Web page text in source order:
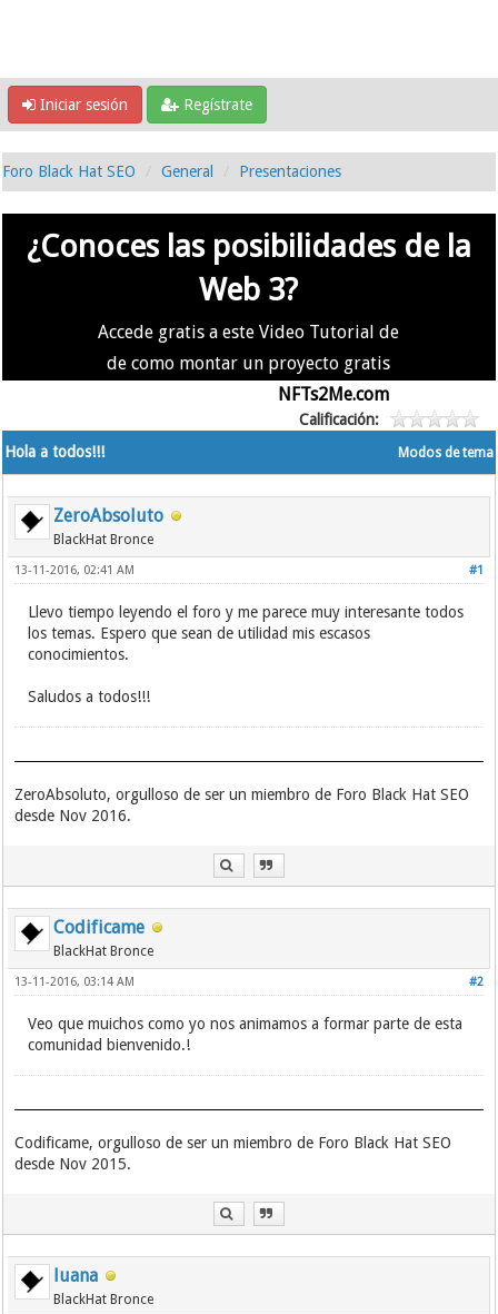
Iniciar sesión Regístrate
Foro Black Hat SEO General Presentaciones
¿Conoces las posibilidades de la
Web 3?
Accede gratis a este Video Tutorial de
de como montar un proyecto gratis
NFTs2Me.com
Calificación:
Modos de tema
Hola a todos!!!
ZeroAbsoluto
BlackHat Bronce
#1
13-11-2016, 02:41 AM
Llevo tiempo leyendo el foro y me parece muy interesante todos
los temas. Espero que sean de utilidad mis escasos
conocimientos.
Saludos a todos!!!
ZeroAbsoluto, orgulloso de ser un miembro de Foro Black Hat SEO
desde Nov 2016.
Codificame
BlackHat Bronce
#2
13-11-2016, 03:14 AM
Veo que muichos como yo nos animamos a formar parte de esta
comunidad bienvenido.!
Codificame, orgulloso de ser un miembro de Foro Black Hat SEO
desde Nov 2015.
luana
BlackHat Bronce